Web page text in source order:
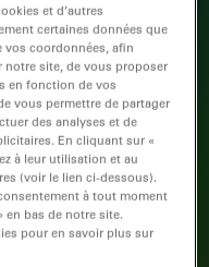
et d’autres
certaines données que
coordonnées, afin
notre site, de vous proposer
en fonction de vos
vous permettre de partager
des analyses et de
En cliquant sur «
à leur utilisation et au
(voir le lien ci-dessous).
à tout moment
en bas de notre site.
pour en savoir plus sur